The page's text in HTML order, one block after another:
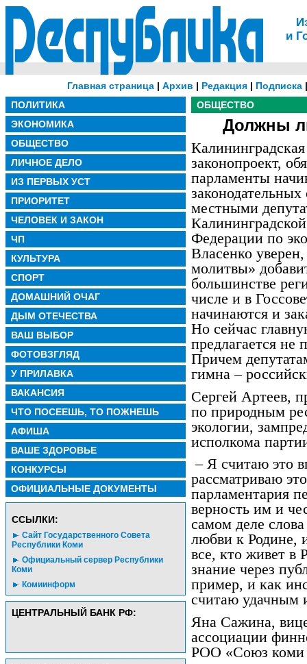
и
Главная страница | Архив | Редакция | Подписка
ПОЛИТИКА
ЭКОНОМИКА
ОБЩЕСТВО
ЛИЧНОЕ ДЕЛО
ИЗ ПЕРВЫХ УСТ
ПРИОРИТЕТ
ЧЕЛОВЕК И ЗАКОН
ЧП
КУЛЬТУРА
СПОРТ
ДОМАШНИЙ ОЧАГ
ДЫМ ОТЕЧЕСТВА
ВАШ ВЫБОР
ФОТОВЗГЛЯД
У ПРИЛАВКА
ВАКАНСИЯ
ЧТО ПОСЕЕШЬ, ТО ПОЖНЕШЬ
АФИША
ВАШЕ ЗДОРОВЬЕ
КОНКУРСЫ
ОФИЦИАЛЬНЫЕ ДОКУМЕНТЫ
CСЫЛКИ:
Сайт Государственного Совета
Республики Коми
Официальный сервер Республики
Коми
Комиинформ
ЦЕНТРАЛЬНЫЙ БАНК РФ:
ОБЩЕСТВО
Должны
законопроект,
парламенты
местными
Федерации по
Власенко
молитвы»
большинстве
числе и в
начинаются и
Но сейчас
предлагается не
Причем
гимна –
Сергей Артеев,
по природным
экологии,
исполкома
– Я считаю это
рассматриваю
парламентария
верность им и
самом деле
любви к Родине,
все, кто живет в
знание через
пример, и как
считаю удачным
Яна Сажина,
ассоциации
РОО «Союз